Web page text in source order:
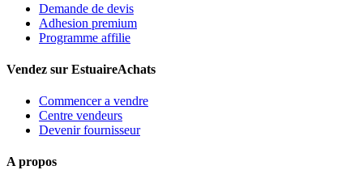
Demande de devis
Adhesion premium
Programme affilie
Vendez sur EstuaireAchats
Commencer a vendre
Centre vendeurs
Devenir fournisseur
A propos